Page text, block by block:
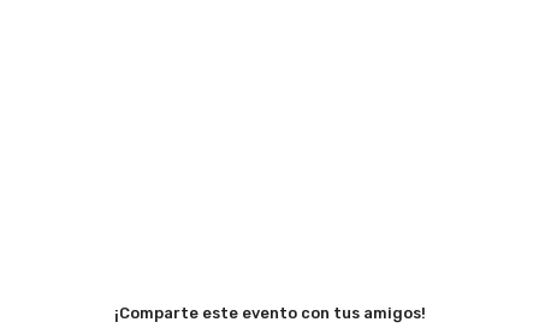
¡Comparte este evento con tus amigos!